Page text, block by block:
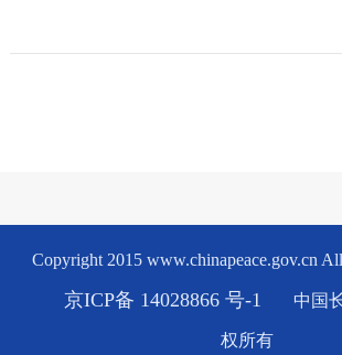
Copyright 2015 www.chinapeace.gov.cn
京ICP备 14028866 号-1 中国
权所有